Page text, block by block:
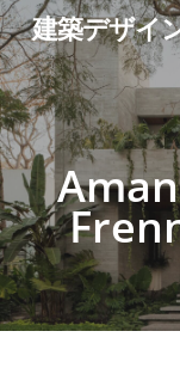
Skip
to
main
content
建築デザイ